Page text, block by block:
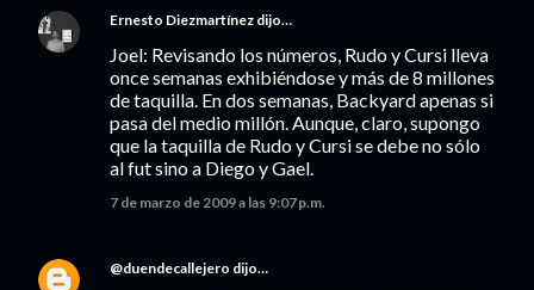
Ernesto Diezmartínez dijo…
Joel: Revisando los números, Rudo y Cursi lleva
once semanas exhibiéndose y más de 8 millones
de taquilla. En dos semanas, Backyard apenas si
pasa del medio millón. Aunque, claro, supongo
que la taquilla de Rudo y Cursi se debe no sólo
al fut sino a Diego y Gael.
7 de marzo de 2009 a las 9:07 p.m.
@duendecallejero dijo…